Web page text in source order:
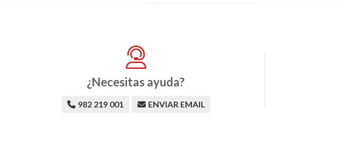
¿Necesitas ayuda?
982 219 001 ENVIAR EMAIL